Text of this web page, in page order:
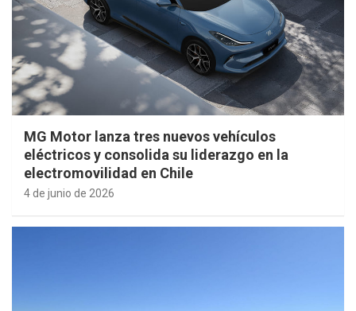
MG Motor lanza tres nuevos vehículos
eléctricos y consolida su liderazgo en la
electromovilidad en Chile
4 de junio de 2026